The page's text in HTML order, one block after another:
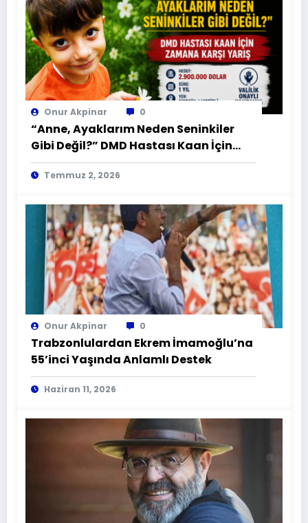
Onur Akpinar 0
“Anne, Ayaklarım Neden Seninkiler
Gibi Değil?” DMD Hastası Kaan İçin
Zamana Karşı Yarış
Temmuz 2, 2026
Onur Akpinar 0
Trabzonlulardan Ekrem İmamoğlu’na
55’inci Yaşında Anlamlı Destek
Haziran 11, 2026